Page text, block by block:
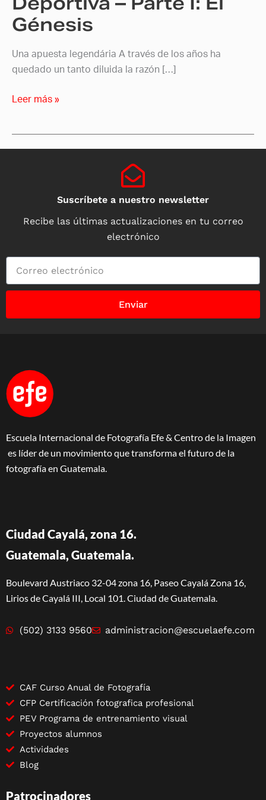
Génesis
Una apuesta legendária A través de los años ha
quedado un tanto diluida la razón […]
Leer más »
Suscríbete a nuestro newsletter
Recibe las últimas actualizaciones en tu correo
electrónico
Enviar
Escuela Internacional de Fotografía Efe & Centro de la Imagen
es líder de un movimiento que transforma el futuro de la
fotografía en Guatemala.
Ciudad Cayalá, zona 16.
Guatemala, Guatemala.
Boulevard Austriaco 32-04 zona 16, Paseo Cayalá Zona 16,
Lirios de Cayalá III, Local 101. Ciudad de Guatemala.
(502) 3133 9560 administracion@escuelaefe.com
CAF Curso Anual de Fotografía
CFP Certificación fotografica profesional
PEV Programa de entrenamiento visual
Proyectos alumnos
Actividades
Blog
Patrocinadores